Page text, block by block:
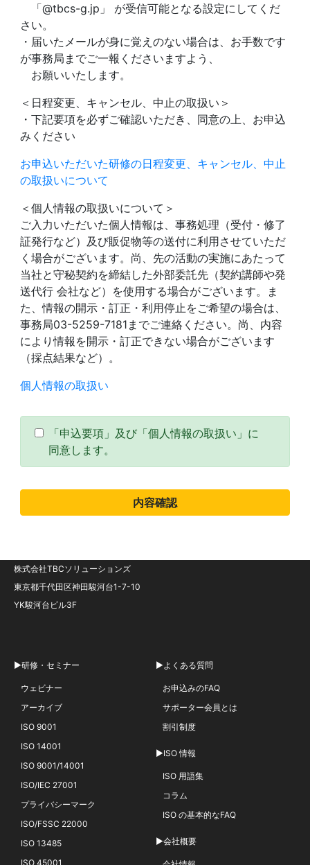
「@tbcs-g.jp」 が受信可能となる設定にしてくだ
さい。
・届いたメールが身に覚えのない場合は、お手数です
が事務局までご一報くださいますよう、
お願いいたします。
＜日程変更、キャンセル、中止の取扱い＞
・下記要項を必ずご確認いただき、同意の上、お申込
みください
お申込いただいた研修の日程変更、キャンセル、中止
の取扱いについて
＜個人情報の取扱いについて＞
ご入力いただいた個人情報は、事務処理（受付・修了
証発行など）及び販促物等の送付に利用させていただ
く場合がございます。尚、先の活動の実施にあたって
当社と守秘契約を締結した外部委託先（契約講師や発
送代行 会社など）を使用する場合がございます。ま
た、情報の開示・訂正・利用停止をご希望の場合は、
事務局03-5259-7181までご連絡ください。尚、内容
により情報を開示・訂正できない場合がございます
（採点結果など）。
個人情報の取扱い
「申込要項」及び「個人情報の取扱い」に
同意します。
株式会社TBCソリューションズ
東京都千代田区神田駿河台1-7-10
YK駿河台ビル3F
▶研修・セミナー
ウェビナー
アーカイブ
ISO 9001
ISO 14001
ISO 9001/14001
ISO/IEC 27001
プライバシーマーク
ISO/FSSC 22000
ISO 13485
ISO 45001
▶よくある質問
お申込みのFAQ
サポーター会員とは
割引制度
▶ISO 情報
ISO 用語集
コラム
ISO の基本的なFAQ
▶会社概要